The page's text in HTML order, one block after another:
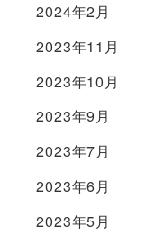
2024年2月
2023年11月
2023年10月
2023年9月
2023年7月
2023年6月
2023年5月